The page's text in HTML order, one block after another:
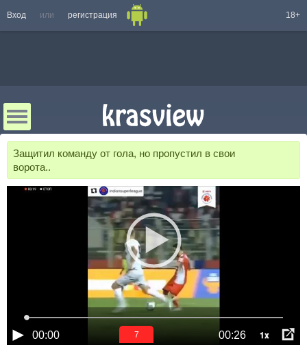
Вход или регистрация 18+
Защитил команду от гола, но пропустил в свои
ворота..
00:00 00:26 1x
6